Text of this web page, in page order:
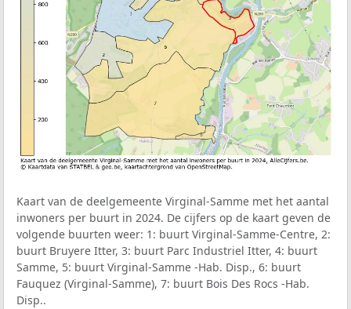
Kaart van de deelgemeente Virginal-Samme met het aantal
inwoners per buurt in 2024. De cijfers op de kaart geven de
volgende buurten weer: 1: buurt Virginal-Samme-Centre, 2:
buurt Bruyere Itter, 3: buurt Parc Industriel Itter, 4: buurt
Samme, 5: buurt Virginal-Samme -Hab. Disp., 6: buurt
Fauquez (Virginal-Samme), 7: buurt Bois Des Rocs -Hab.
Disp..